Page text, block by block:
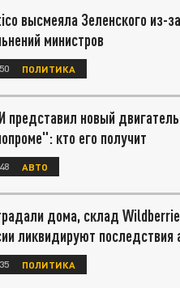
высмеяла Зеленского из-
министров
ПОЛИТИКА
представил новый
кто его получит
АВТО
дома, склад
ликвидируют последствия
ПОЛИТИКА